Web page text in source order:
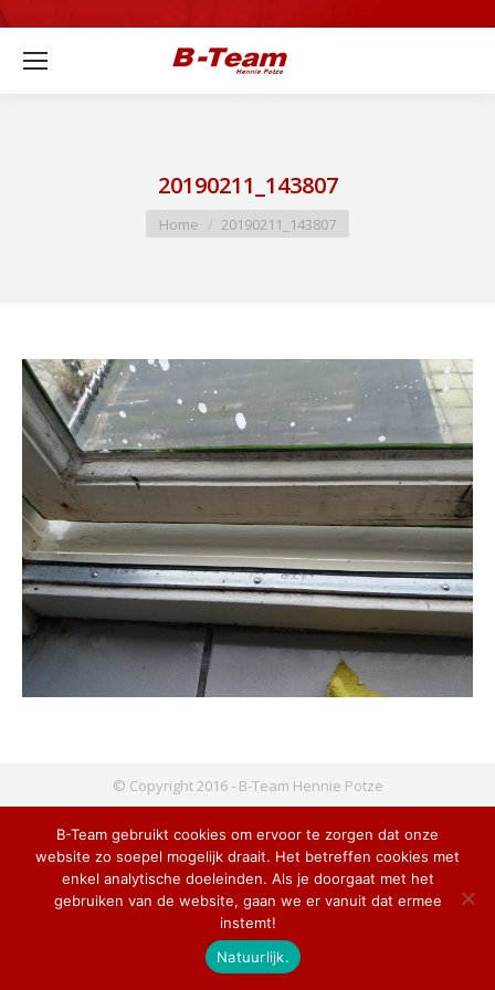
20190211_143807
Je bent hier:
Home 20190211_143807
© Copyright 2016 - B-Team Hennie Potze
B-Team gebruikt cookies om ervoor te zorgen dat onze
website zo soepel mogelijk draait. Het betreffen cookies met
enkel analytische doeleinden. Als je doorgaat met het
gebruiken van de website, gaan we er vanuit dat ermee
instemt!
Natuurlijk.